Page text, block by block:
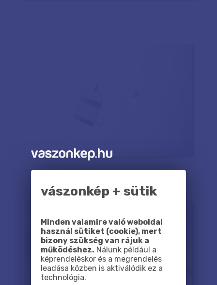
vászonkép + sütik
Minden valamire való weboldal
használ sütiket (cookie), mert
bizony szükség van rájuk a
működéshez. Nálunk például a
képrendeléskor és a megrendelés
leadása közben is aktiválódik ez a
technológia.